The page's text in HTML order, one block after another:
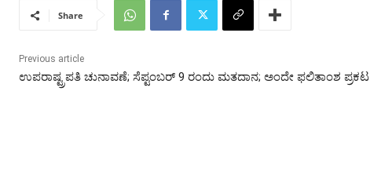
Share
Previous article
ಉಪರಾಷ್ಟ್ರಪತಿ ಚುನಾವಣೆ; ಸೆಪ್ಟಂಬರ್‌ 9 ರಂದು ಮತದಾನ; ಅಂದೇ ಫಲಿತಾಂಶ ಪ್ರಕಟ